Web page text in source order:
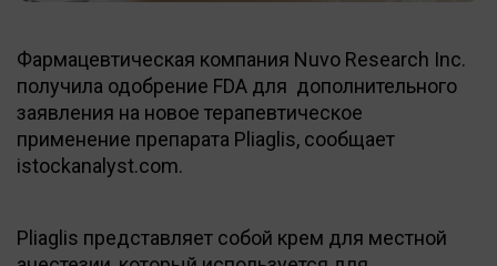
Фармацевтическая компания Nuvo Research Inc.
получила одобрение FDA для дополнительного
заявления на новое терапевтическое
применение препарата Pliaglis, сообщает
istockanalyst.com.
Pliaglis представляет собой крем для местной